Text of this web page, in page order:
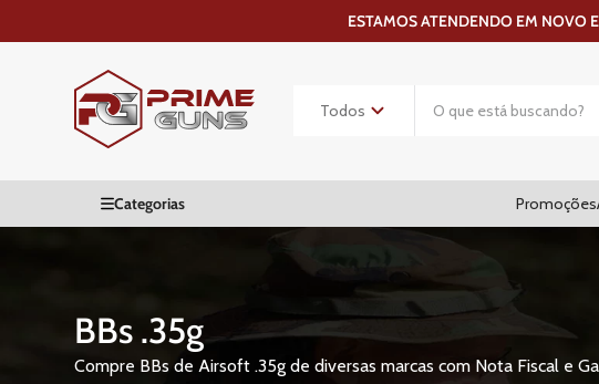
ESTAMOS ATENDENDO EM NOVO
Promoções
BBs .35g
Compre BBs de Airsoft .35g de diversas marcas com Nota Fiscal e